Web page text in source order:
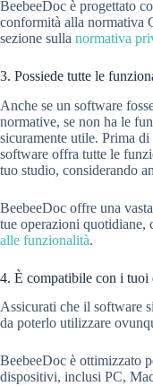
BeebeeDoc è progettato
conformità alla normativa
sezione sulla normativa
3. Possiede tutte le
Anche se un software
normative, se non ha le
sicuramente utile. Prima
software offra tutte le
tuo studio, considerando
BeebeeDoc offre una
tue operazioni quotidiane,
alle funzionalità.
4. È compatibile con i tuoi
Assicurati che il software
da poterlo utilizzare
BeebeeDoc è ottimizzato
dispositivi, inclusi PC,